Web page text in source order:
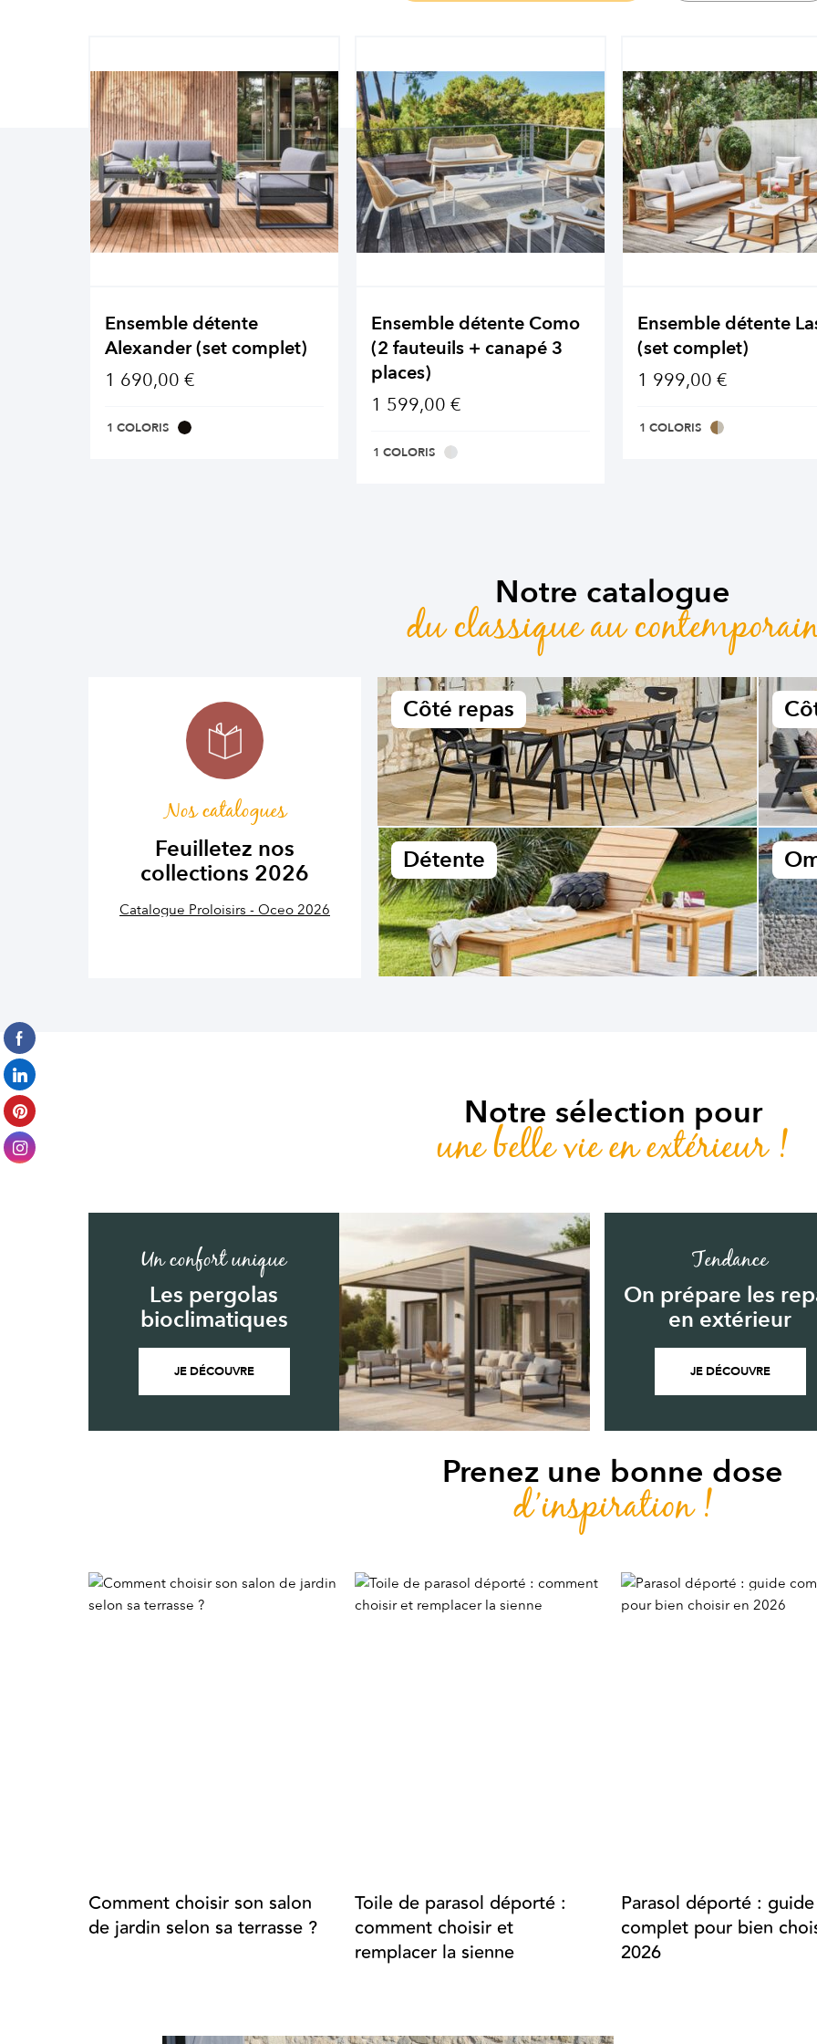
Ensemble détente
Alexander (set complet)
1 690,00 €
1 COLORIS
Ensemble détente Como
(2 fauteuils + canapé 3
places)
1 599,00 €
1 COLORIS
Ensemble détente
(set complet)
1 999,00 €
1 COLORIS
Notre catalogue
du classique au
Nos catalogues
Feuilletez nos
collections 2026
Catalogue Proloisirs - Oceo 2026
Côté repas
Détente
Notre sélection pour
une belle vie en extérieur !
Un confort unique
Les pergolas
bioclimatiques
JE DÉCOUVRE
Tendance
On prépare les
en extérieur
JE DÉCOUVRE
Prenez une bonne dose
d’inspiration !
Comment choisir son salon
de jardin selon sa terrasse ?
Toile de parasol déporté :
comment choisir et
remplacer la sienne
Parasol déporté : guide
complet pour bien
2026